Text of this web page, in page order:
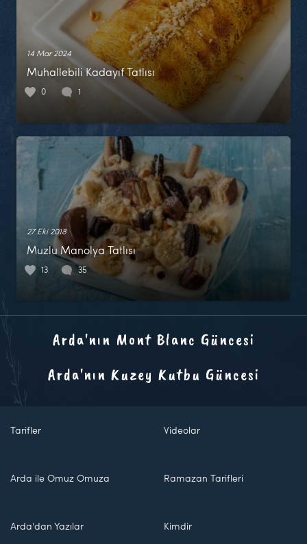
14 Mar 2024
Muhallebili Kadayıf Tatlısı
0 1
27 Eki 2018
Muzlu Manolya Tatlısı
13 35
Arda'nın Mont Blanc Güncesi
Arda'nın Kuzey Kutbu Güncesi
Tarifler Videolar
Arda ile Omuz Omuza Ramazan Tarifleri
Arda'dan Yazılar Kimdir